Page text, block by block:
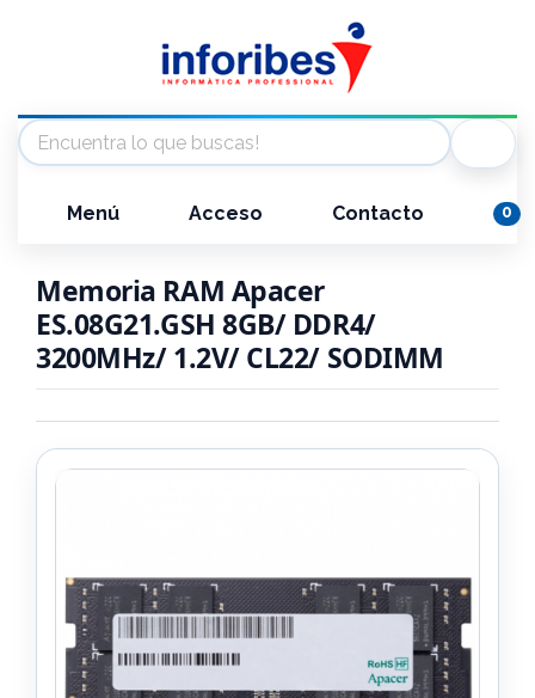
Menú Acceso Contacto 0
Memoria RAM Apacer
ES.08G21.GSH 8GB/ DDR4/
3200MHz/ 1.2V/ CL22/ SODIMM